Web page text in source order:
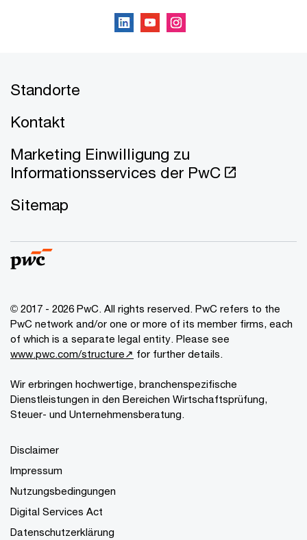
Standorte
Kontakt
Marketing Einwilligung zu
Informationsservices der PwC
Sitemap
© 2017 - 2026 PwC. All rights reserved. PwC refers to the
PwC network and/or one or more of its member firms, each
of which is a separate legal entity. Please see
www.pwc.com/structure↗ for further details.
Wir erbringen hochwertige, branchenspezifische
Dienstleistungen in den Bereichen Wirtschaftsprüfung,
Steuer- und Unternehmensberatung.
Disclaimer
Impressum
Nutzungsbedingungen
Digital Services Act
Datenschutzerklärung